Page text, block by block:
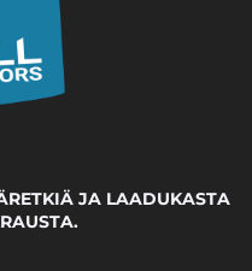
JA LAADUKASTA